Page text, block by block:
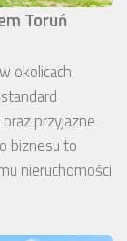
Toruń
okolicach
przyjazne
biznesu to
nieruchomości